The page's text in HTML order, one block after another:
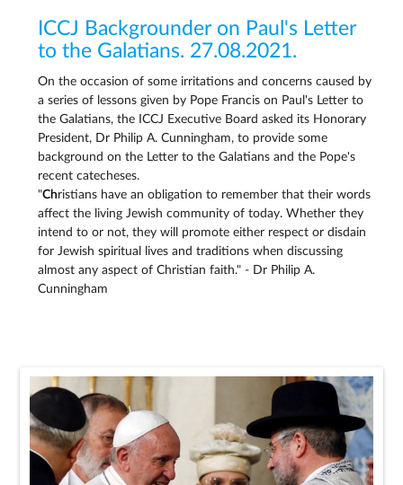
ICCJ Backgrounder on Paul's Letter
to the Galatians. 27.08.2021.
On the occasion of some irritations and concerns caused by
a series of lessons given by Pope Francis on Paul's Letter to
the Galatians, the ICCJ Executive Board asked its Honorary
President, Dr Philip A. Cunningham, to provide some
background on the Letter to the Galatians and the Pope's
recent catecheses.
"Christians have an obligation to remember that their words
affect the living Jewish community of today. Whether they
intend to or not, they will promote either respect or disdain
for Jewish spiritual lives and traditions when discussing
almost any aspect of Christian faith." - Dr Philip A.
Cunningham